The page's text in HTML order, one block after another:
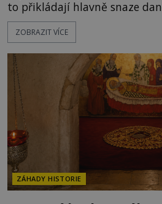
to přikládají hlavně snaze
přitáhnout k němu pozornost
nakloněných turistů. Je to také případ kyperského
legendami o něm ukrývat
V blízkosti Mysu Greco, jak se
ZOBRAZIT VÍCE
ZÁHADY HISTORIE